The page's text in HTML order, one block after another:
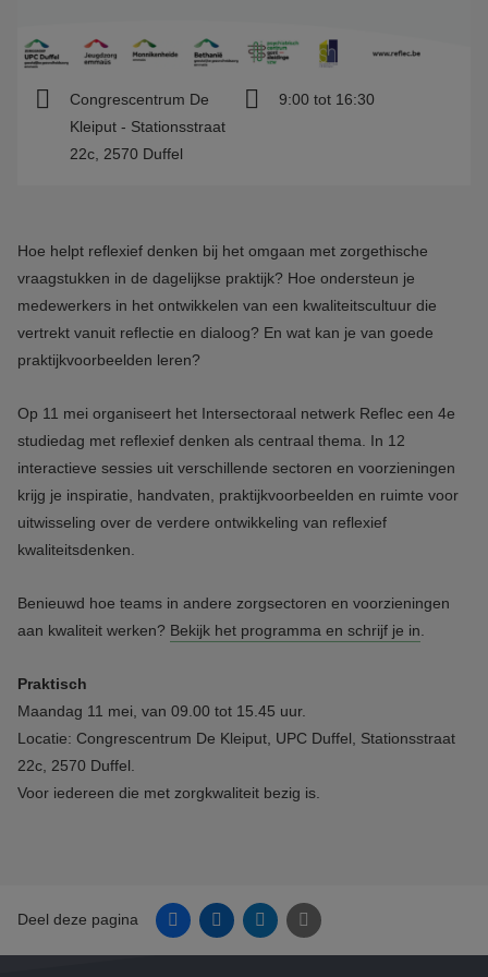
Congrescentrum De
Kleiput - Stationsstraat
22c, 2570 Duffel
9:00 tot 16:30
Hoe helpt reflexief denken bij het omgaan met zorgethische
vraagstukken in de dagelijkse praktijk? Hoe ondersteun je
medewerkers in het ontwikkelen van een kwaliteitscultuur die
vertrekt vanuit reflectie en dialoog? En wat kan je van goede
praktijkvoorbeelden leren?
Op 11 mei organiseert het Intersectoraal netwerk Reflec een 4e
studiedag met reflexief denken als centraal thema. In 12
interactieve sessies uit verschillende sectoren en voorzieningen
krijg je inspiratie, handvaten, praktijkvoorbeelden en ruimte voor
uitwisseling over de verdere ontwikkeling van reflexief
kwaliteitsdenken.
Benieuwd hoe teams in andere zorgsectoren en voorzieningen
aan kwaliteit werken? Bekijk het programma en schrijf je in
Praktisch
Maandag 11 mei, van 09.00 tot 15.45 uur.
Locatie: Congrescentrum De Kleiput, UPC Duffel, Stationsstraat
22c, 2570 Duffel.
Voor iedereen die met zorgkwaliteit bezig is.
Deel deze pagina FacebookLinkedinTwitter E-mail